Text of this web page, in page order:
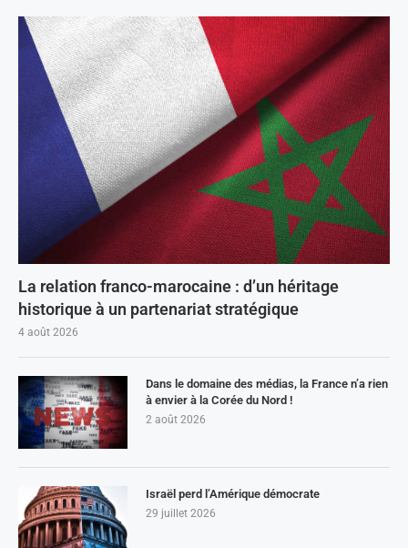
La relation franco-marocaine : d’un héritage
historique à un partenariat stratégique
4 août 2026
Dans le domaine des médias, la France n’a rien
à envier à la Corée du Nord !
2 août 2026
Israël perd l’Amérique démocrate
29 juillet 2026